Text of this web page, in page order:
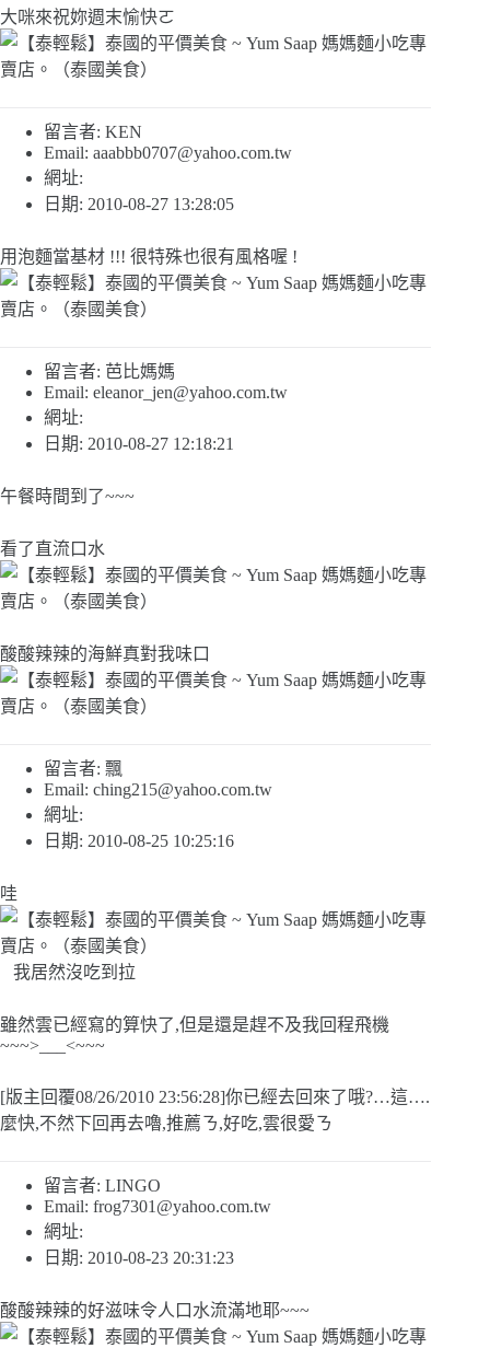
大咪來祝妳週末愉快ㄛ
留言者: KEN
Email: aaabbb0707@yahoo.com.tw
網址:
日期: 2010-08-27 13:28:05
用泡麵當基材 !!! 很特殊也很有風格喔 !
留言者: 芭比媽媽
Email: eleanor_jen@yahoo.com.tw
網址:
日期: 2010-08-27 12:18:21
午餐時間到了~~~
看了直流口水
酸酸辣辣的海鮮真對我味口
留言者: 飄
Email: ching215@yahoo.com.tw
網址:
日期: 2010-08-25 10:25:16
哇
我居然沒吃到拉
雖然雲已經寫的算快了,但是還是趕不及我回程飛機
~~~>___<~~~
[版主回覆08/26/2010 23:56:28]你已經去回來了哦?…這….
麼快,不然下回再去嚕,推薦ㄋ,好吃,雲很愛ㄋ
留言者: LINGO
Email: frog7301@yahoo.com.tw
網址:
日期: 2010-08-23 20:31:23
酸酸辣辣的好滋味令人口水流滿地耶~~~